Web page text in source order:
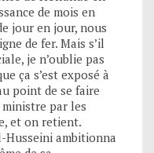
de mois en
jour en jour, nous
de fer. Mais s’il
je n’oublie pas
ça s’est exposé à
point de se faire
par les
et on retient.
Husseini ambitionna